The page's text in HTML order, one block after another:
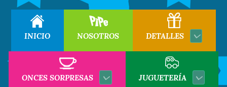
INICIO NOSOTROS DETALLES
ONCES SORPRESAS JUGUETERÍA